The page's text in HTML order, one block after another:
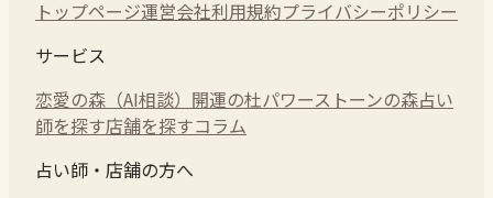
トップページ運営会社利用規約プライバシーポリシー
サービス
恋愛の森（AI相談） 開運の杜パワーストーンの森占い
師を探す店舗を探すコラム
占い師・店舗の方へ